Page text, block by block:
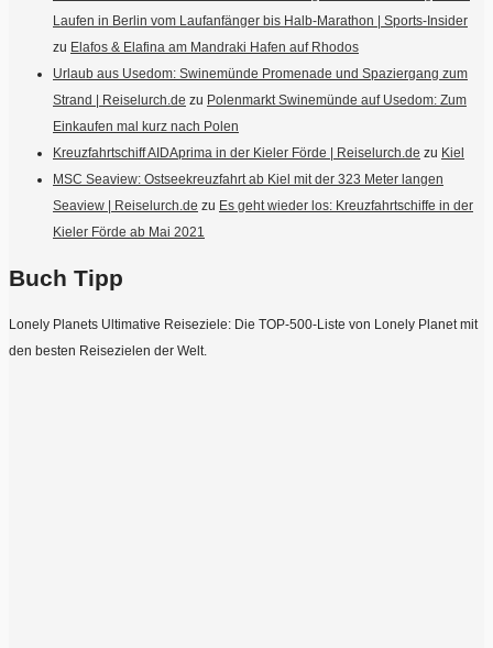
Laufen in Berlin vom Laufanfänger bis Halb-Marathon | Sports-Insider
zu Elafos & Elafina am Mandraki Hafen auf Rhodos
Urlaub aus Usedom: Swinemünde Promenade und Spaziergang zum
Strand | Reiselurch.de zu Polenmarkt Swinemünde auf Usedom: Zum
Einkaufen mal kurz nach Polen
Kreuzfahrtschiff AIDAprima in der Kieler Förde | Reiselurch.de zu Kiel
MSC Seaview: Ostseekreuzfahrt ab Kiel mit der 323 Meter langen
Seaview | Reiselurch.de zu Es geht wieder los: Kreuzfahrtschiffe in der
Kieler Förde ab Mai 2021
Buch Tipp
Lonely Planets Ultimative Reiseziele: Die TOP-500-Liste von Lonely Planet mit
den besten Reisezielen der Welt.